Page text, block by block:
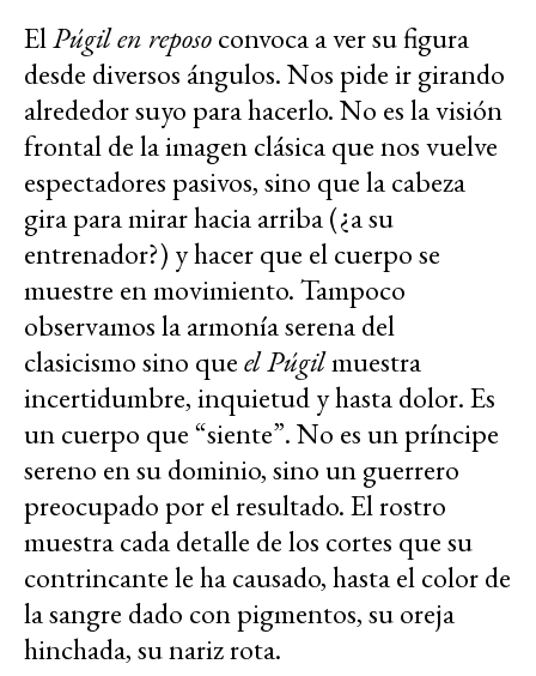
ElPúgil en reposoconvoca a ver su figura
desde diversos ángulos. Nos pide ir girando
alrededor suyo para hacerlo. No es la visión
frontal de la imagen clásica que nos vuelve
espectadores pasivos, sino que la cabeza
gira para mirar hacia arriba (¿a su
entrenador?) y hacer que el cuerpo se
muestre en movimiento. Tampoco
observamos la armonía serena del
clasicismo sino queel Púgilmuestra
incertidumbre, inquietud y hasta dolor. Es
un cuerpo que “siente”. No es un príncipe
sereno en su dominio, sino un guerrero
preocupado por el resultado. El rostro
muestra cada detalle de los cortes que su
contrincante le ha causado, hasta el color de
la sangre dado con pigmentos, su oreja
hinchada, su nariz rota.